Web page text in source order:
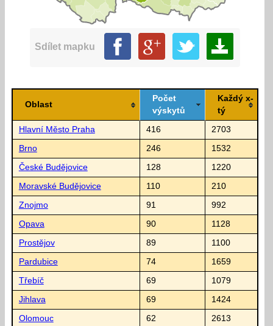
Sdílet mapku
Oblast
Počet
výskytů
Každý x-
tý
Hlavní Město Praha 416 2703
Brno 246 1532
České Budějovice 128 1220
Moravské Budějovice 110 210
Znojmo 91 992
Opava 90 1128
Prostějov 89 1100
Pardubice 74 1659
Třebíč 69 1079
Jihlava 69 1424
Olomouc 62 2613